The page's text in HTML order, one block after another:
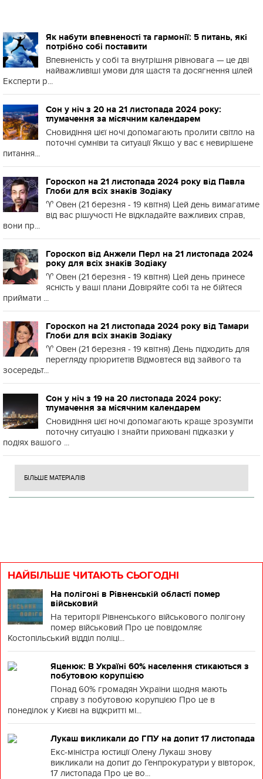
Як набути впевненості та гармонії: 5 питань, які
потрібно собі поставити
Впевненість у собі та внутрішня рівновага — це дві
найважливіші умови для щастя та досягнення цілей
Експерти р...
Сон у ніч з 20 на 21 листопада 2024 року:
тлумачення за місячним календарем
Сновидіння цієї ночі допомагають пролити світло на
поточні сумніви та ситуації Якщо у вас є невирішене
питання...
Гороскоп на 21 листопада 2024 року від Павла
Глоби для всіх знаків Зодіаку
♈️ Овен (21 березня - 19 квітня) Цей день вимагатиме
від вас рішучості Не відкладайте важливих справ,
вони пр...
Гороскоп від Анжели Перл на 21 листопада 2024
року для всіх знаків Зодіаку
♈️ Овен (21 березня - 19 квітня) Цей день принесе
ясність у ваші плани Довіряйте собі та не бійтеся
приймати ...
Гороскоп на 21 листопада 2024 року від Тамари
Глоби для всіх знаків Зодіаку
♈️ Овен (21 березня - 19 квітня) День підходить для
перегляду пріоритетів Відмовтеся від зайвого та
зосередьт...
Сон у ніч з 19 на 20 листопада 2024 року:
тлумачення за місячним календарем
Сновидіння цієї ночі допомагають краще зрозуміти
поточну ситуацію і знайти приховані підказки у
подіях вашого ...
БІЛЬШЕ МАТЕРІАЛІВ
НАЙБІЛЬШЕ ЧИТАЮТЬ СЬОГОДНІ
На полігоні в Рівненській області помер
військовий
На території Рівненського військового полігону
помер військовий Про це повідомляє
Костопільський відділ поліці...
Яценюк: В Україні 60% населення стикаються з
побутовою корупцією
Понад 60% громадян України щодня мають
справу з побутовою корупцією Про це в
понеділок у Києві на відкритті мі...
Лукаш викликали до ГПУ на допит 17 листопада
Екс-міністра юстиції Олену Лукаш знову
викликали на допит до Генпрокуратури у вівторок,
17 листопада Про це во...